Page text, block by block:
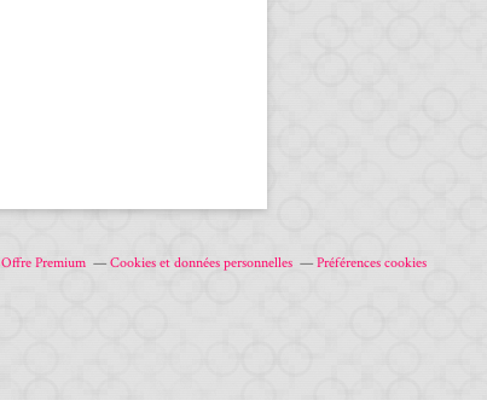
Offre Premium Cookies et données personnelles Préférences cookies